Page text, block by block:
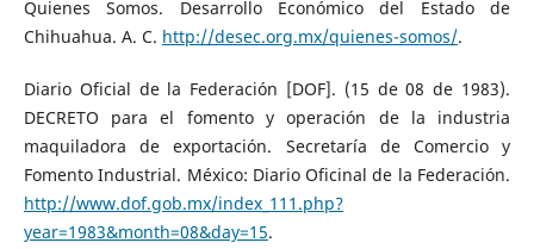
Quienes Somos. Desarrollo Económico del Estado de
Chihuahua. A. C. http://desec.org.mx/quienes-somos/.
Diario Oficial de la Federación [DOF]. (15 de 08 de 1983).
DECRETO para el fomento y operación de la industria
maquiladora de exportación. Secretaría de Comercio y
Fomento Industrial. México: Diario Oficinal de la Federación.
http://www.dof.gob.mx/index_111.php?
year=1983&month=08&day=15.